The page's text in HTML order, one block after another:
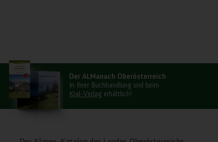
Der ALManach Oberösterreich
In Ihrer Buchhandlung und beim
Kral-Verlag erhältlich!